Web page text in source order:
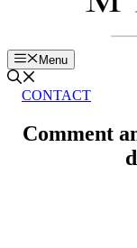
Menu
CONTACT
Comment